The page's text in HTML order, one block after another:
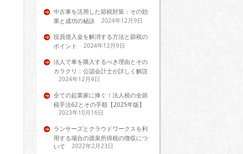
中古車を活用した節税対策：その効
果と成功の秘訣
2024年12月9日
役員借入金を解消する方法と節税の
ポイント
2024年12月9日
法人で車を購入するべき理由とその
カラクリ：公認会計士が詳しく解説
2024年12月4日
全ての起業家に捧ぐ！法人税の全節
税手法62とその手順【2025年版】
2023年10月16日
ランサーズとクラウドワークスを利
用する場合の源泉所得税の徴収につ
いて
2022年2月23日